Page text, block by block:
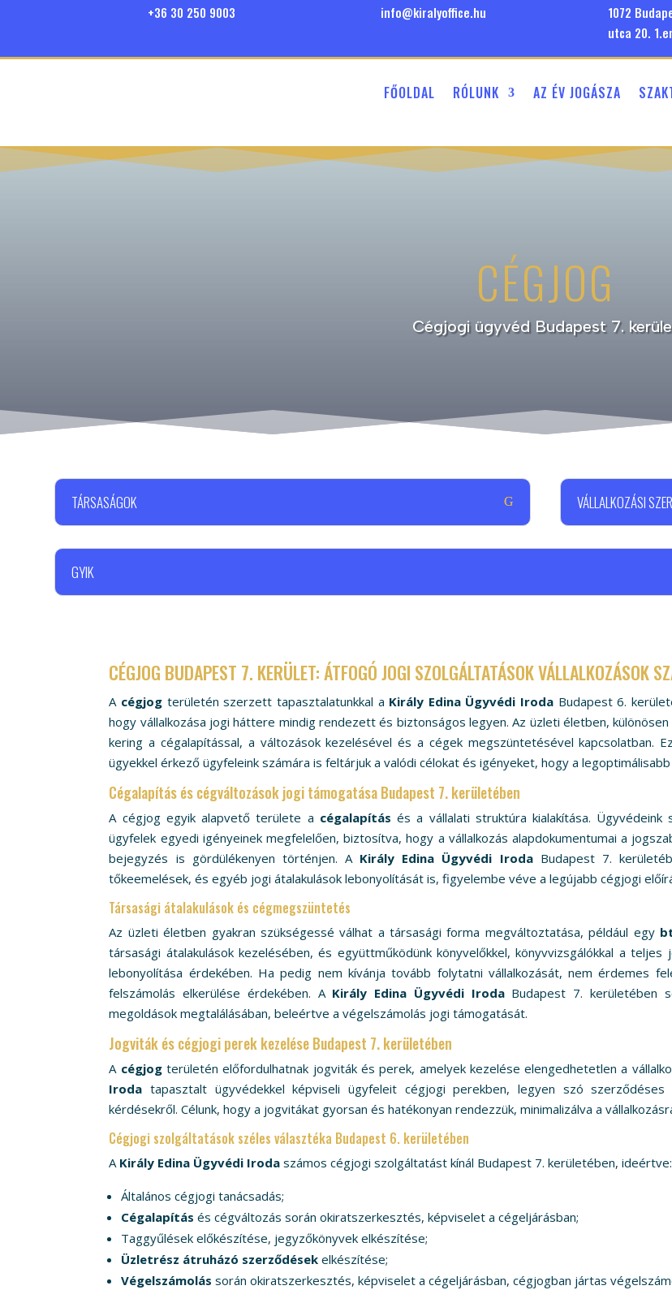
+36 30 250 9003 info@kiralyoffice.hu
1072
utca 20.
FŐOLDAL RÓLUNK AZ ÉV JOGÁSZA
CÉGJOG
Cégjogi ügyvéd Budapest 7.
TÁRSASÁGOK VÁLLALKOZÁSI
GYIK
CÉGJOG BUDAPEST 7. KERÜLET: ÁTFOGÓ JOGI SZOLGÁLTATÁSOK VÁLLALKOZÁSOK
A cégjog területén szerzett tapasztalatunkkal a Király Edina Ügyvédi Iroda Budapest 6.
hogy vállalkozása jogi háttere mindig rendezett és biztonságos legyen. Az üzleti életben,
kering a cégalapítással, a változások kezelésével és a cégek megszüntetésével kapcsolatban.
ügyekkel érkező ügyfeleink számára is feltárjuk a valódi célokat és igényeket, hogy a
Cégalapítás és cégváltozások jogi támogatása Budapest 7. kerületében
A cégjog egyik alapvető területe a cégalapítás és a vállalati struktúra kialakítása.
ügyfelek egyedi igényeinek megfelelően, biztosítva, hogy a vállalkozás alapdokumentumai a
bejegyzés is gördülékenyen történjen. A Király Edina Ügyvédi IrodaBudapest 7.
tőkeemelések, és egyéb jogi átalakulások lebonyolítását is, figyelembe véve a legújabb cégjogi
Társasági átalakulások és cégmegszüntetés
Az üzleti életben gyakran szükségessé válhat a társasági forma megváltoztatása, például egy
társasági átalakulások kezelésében, és együttműködünk könyvelőkkel, könyvvizsgálókkal a
lebonyolítása érdekében. Ha pedig nem kívánja tovább folytatni vállalkozását, nem érdemes
felszámolás elkerülése érdekében. A Király Edina Ügyvédi IrodaBudapest 7. kerületében
megoldások megtalálásában, beleértve a végelszámolás jogi támogatását.
Jogviták és cégjogi perek kezelése Budapest 7. kerületében
A cégjogterületén előfordulhatnak jogviták és perek, amelyek kezelése elengedhetetlen a
Iroda tapasztalt ügyvédekkel képviseli ügyfeleit cégjogi perekben, legyen szó
kérdésekről. Célunk, hogy a jogvitákat gyorsan és hatékonyan rendezzük, minimalizálva a
Cégjogi szolgáltatások széles választéka Budapest 6. kerületében
A Király Edina Ügyvédi Iroda számos cégjogi szolgáltatást kínál Budapest 7. kerületében, ideértve:
Általános cégjogi tanácsadás;
Cégalapítás és cégváltozás során okiratszerkesztés, képviselet a cégeljárásban;
Taggyűlések előkészítése, jegyzőkönyvek elkészítése;
Üzletrész átruházó szerződések elkészítése;
Végelszámolás során okiratszerkesztés, képviselet a cégeljárásban, cégjogban jártas